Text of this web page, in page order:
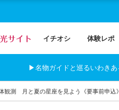
イチオシ 体験レポ
▶名物ガイドと巡るいわきあ
観測 月と夏の星座を見よう《要事前申込》